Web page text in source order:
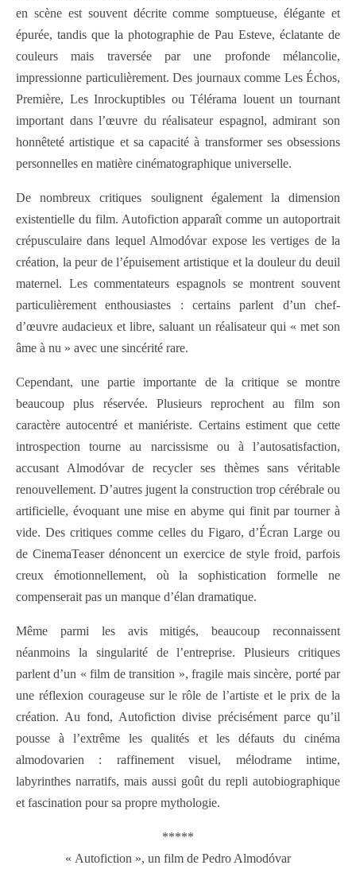
en scène est souvent décrite comme somptueuse, élégante et
épurée, tandis que la photographie de Pau Esteve, éclatante de
couleurs mais traversée par une profonde mélancolie,
impressionne particulièrement. Des journaux comme Les Échos,
Première, Les Inrockuptibles ou Télérama louent un tournant
important dans l’œuvre du réalisateur espagnol, admirant son
honnêteté artistique et sa capacité à transformer ses obsessions
personnelles en matière cinématographique universelle.
De nombreux critiques soulignent également la dimension
existentielle du film. Autofiction apparaît comme un autoportrait
crépusculaire dans lequel Almodóvar expose les vertiges de la
création, la peur de l’épuisement artistique et la douleur du deuil
maternel. Les commentateurs espagnols se montrent souvent
particulièrement enthousiastes : certains parlent d’un chef-
d’œuvre audacieux et libre, saluant un réalisateur qui « met son
âme à nu » avec une sincérité rare.
Cependant, une partie importante de la critique se montre
beaucoup plus réservée. Plusieurs reprochent au film son
caractère autocentré et maniériste. Certains estiment que cette
introspection tourne au narcissisme ou à l’autosatisfaction,
accusant Almodóvar de recycler ses thèmes sans véritable
renouvellement. D’autres jugent la construction trop cérébrale ou
artificielle, évoquant une mise en abyme qui finit par tourner à
vide. Des critiques comme celles du Figaro, d’Écran Large ou
de CinemaTeaser dénoncent un exercice de style froid, parfois
creux émotionnellement, où la sophistication formelle ne
compenserait pas un manque d’élan dramatique.
Même parmi les avis mitigés, beaucoup reconnaissent
néanmoins la singularité de l’entreprise. Plusieurs critiques
parlent d’un « film de transition », fragile mais sincère, porté par
une réflexion courageuse sur le rôle de l’artiste et le prix de la
création. Au fond, Autofiction divise précisément parce qu’il
pousse à l’extrême les qualités et les défauts du cinéma
almodovarien : raffinement visuel, mélodrame intime,
labyrinthes narratifs, mais aussi goût du repli autobiographique
et fascination pour sa propre mythologie.
*****
« Autofiction », un film de Pedro Almodóvar